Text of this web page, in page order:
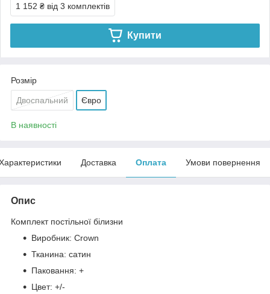
1 152 ₴ від 3 комплектів
Купити
Розмір
Двоспальний Євро
В наявності
Доставка Оплата Умови повернення
Опис
Комплект постільної білизни
Виробник: Crown
Тканина: сатин
Паковання: +
Цвет: +/-